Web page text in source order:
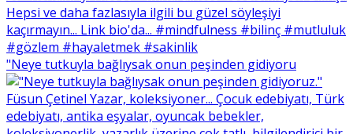
"Neye tutkuyla bağlıysak onun peşinden gidiyoru